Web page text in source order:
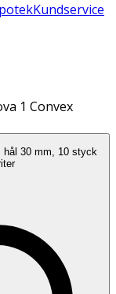
Kundservice
1 Convex
hål 30 mm, 10 styck